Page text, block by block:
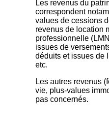
Les revenus du
correspondent
values de cessions
revenus de location
professionnelle
issues de
déduits et issues de
etc.
Les autres revenus
vie, plus-values
pas concernés.